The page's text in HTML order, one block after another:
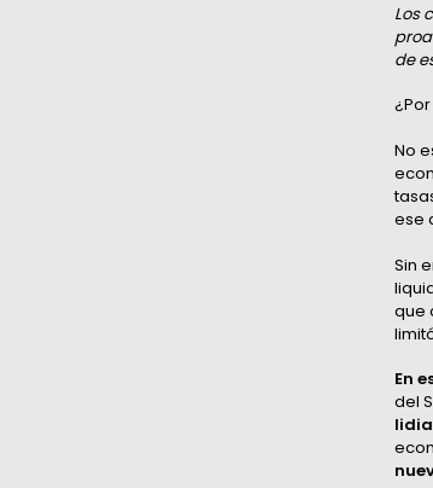
Los
de
No
ese
Sin
que
En
del